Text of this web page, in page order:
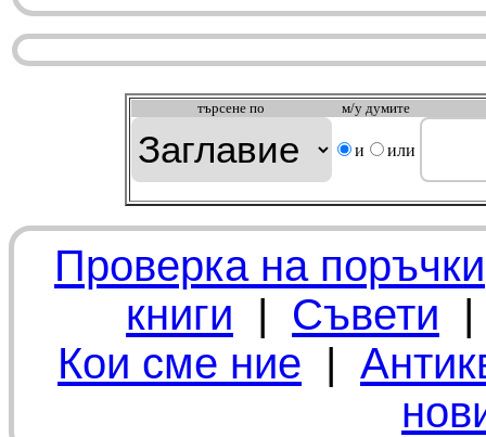
търсeне по м/у думите
и или
Проверка на поръчки
книги | Съвети
Кои сме ние |